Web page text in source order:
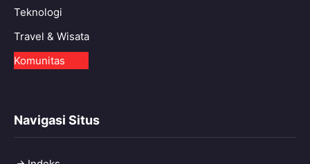
Teknologi
Travel & Wisata
Komunitas
Navigasi Situs